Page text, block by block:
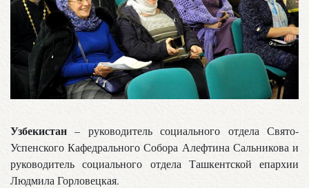
Узбекистан – руководитель социального отдела Свято-
Успенского Кафедрального Собора Алефтина Сальникова и
руководитель социального отдела Ташкентской епархии
Людмила Горловецкая.